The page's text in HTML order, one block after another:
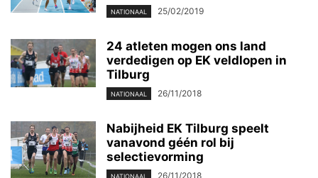
NATIONAAL 25/02/2019
24 atleten mogen ons land
verdedigen op EK veldlopen in
Tilburg
NATIONAAL 26/11/2018
Nabijheid EK Tilburg speelt
vanavond géén rol bij
selectievorming
NATIONAAL 26/11/2018